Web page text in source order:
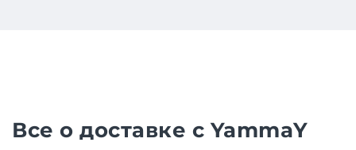
Все о доставке с YammaY